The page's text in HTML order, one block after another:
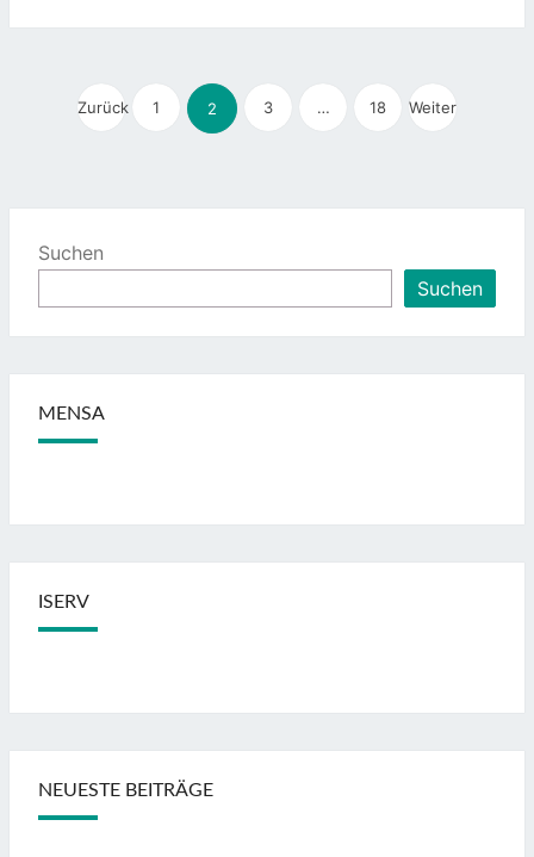
der
Zurück 1 2 3 … 18 Weiter
Suchen
Suchen
MENSA
ISERV
NEUESTE BEITRÄGE